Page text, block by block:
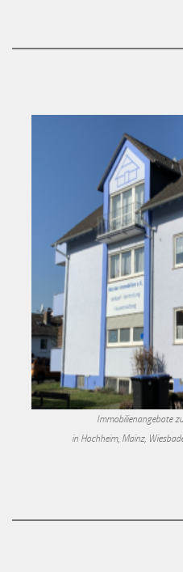
Immobilienangebote
in Hochheim, Mainz,